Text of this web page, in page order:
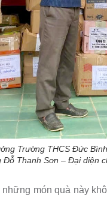
Trường THCS Đức
Thanh Sơn – Đại diện
món quà này